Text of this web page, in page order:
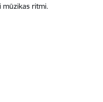
mūzikas ritmi.